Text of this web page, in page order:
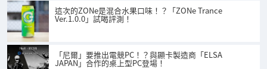
這次的ZONe是混合水果口味！？「ZONe Trance
Ver.1.0.0」試喝評測！
「尼爾」要推出電競PC！？與顯卡製造商「ELSA
JAPAN」合作的桌上型PC登場！